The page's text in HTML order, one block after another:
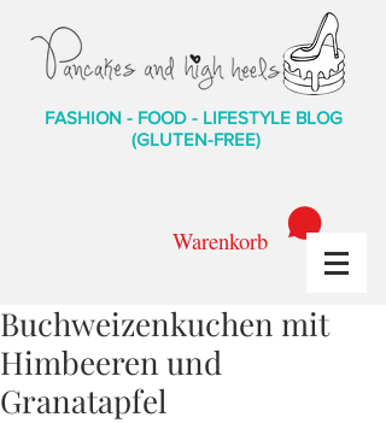
FASHION - FOOD - LIFESTYLE BLOG
(GLUTEN-FREE)
Warenkorb
Buchweizenkuchen mit
Himbeeren und
Granatapfel